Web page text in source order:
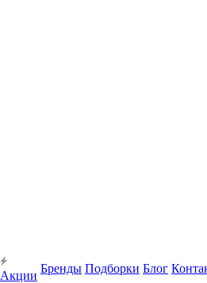
Акции
Бренды Подборки Блог